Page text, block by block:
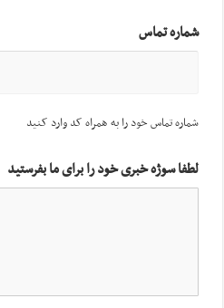
شماره تماس
شماره تماس خود را به همراه کد وارد کنید
لطفا سوژه خبری خود را برای ما بفرستید